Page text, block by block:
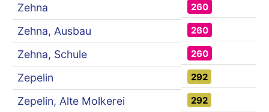
Zehna 260
Zehna, Ausbau 260
Zehna, Schule 260
Zepelin 292
Zepelin, Alte Molkerei 292